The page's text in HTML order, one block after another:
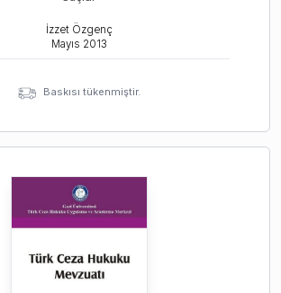
İzzet Özgenç
Mayıs 2013
Baskısı tükenmiştir.